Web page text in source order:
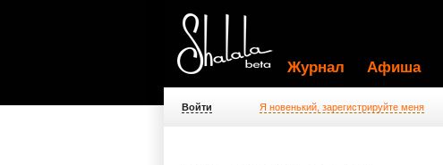
Журнал Афиша
Войти Я новенький, зарегистрируйте меня